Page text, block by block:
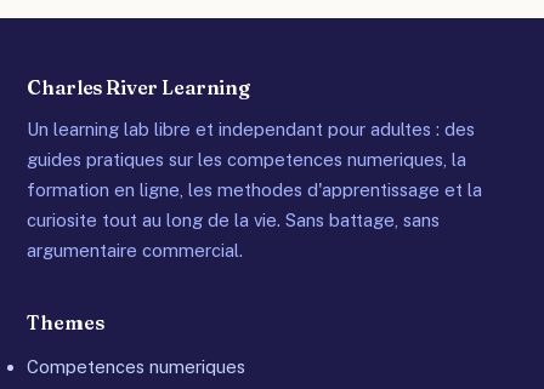
Charles River Learning
Un learning lab libre et independant pour adultes : des
guides pratiques sur les competences numeriques, la
formation en ligne, les methodes d'apprentissage et la
curiosite tout au long de la vie. Sans battage, sans
argumentaire commercial.
Themes
Competences numeriques